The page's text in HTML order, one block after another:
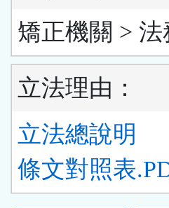
矯正機關 >
立法理由：
立法總說明
條文對照表